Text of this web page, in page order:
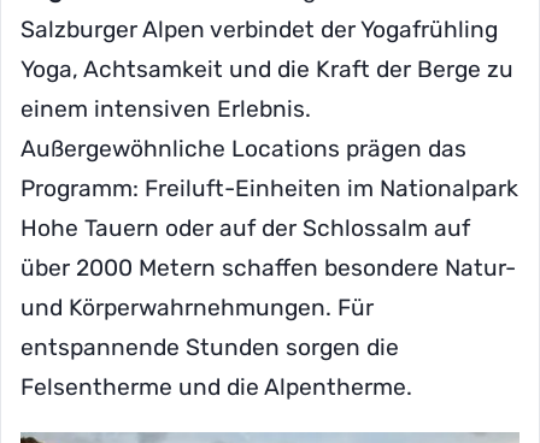
Salzburger Alpen verbindet der Yogafrühling
Yoga, Achtsamkeit und die Kraft der Berge zu
einem intensiven Erlebnis.
Außergewöhnliche Locations prägen das
Programm: Freiluft-Einheiten im Nationalpark
Hohe Tauern oder auf der Schlossalm auf
über 2000 Metern schaffen besondere Natur-
und Körperwahrnehmungen. Für
entspannende Stunden sorgen die
Felsentherme und die Alpentherme.